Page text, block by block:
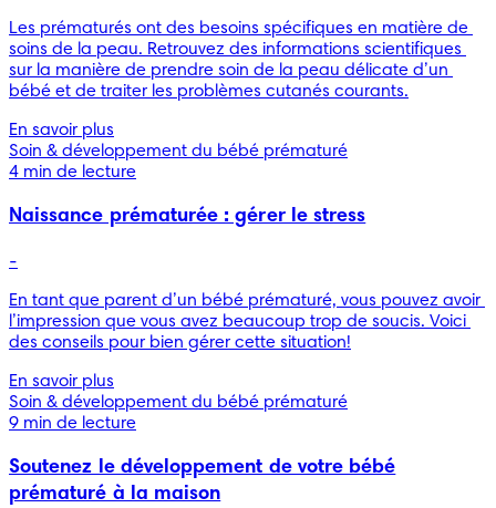
Les prématurés ont des besoins spécifiques en matière de
soins de la peau. Retrouvez des informations scientifiques
sur la manière de prendre soin de la peau délicate d’un
bébé et de traiter les problèmes cutanés courants.
En savoir plus
Soin & développement du bébé prématuré
4 min de lecture
Naissance prématurée : gérer le stress
-
En tant que parent d’un bébé prématuré, vous pouvez avoir
l’impression que vous avez beaucoup trop de soucis. Voici
des conseils pour bien gérer cette situation!
En savoir plus
Soin & développement du bébé prématuré
9 min de lecture
Soutenez le développement de votre bébé
prématuré à la maison